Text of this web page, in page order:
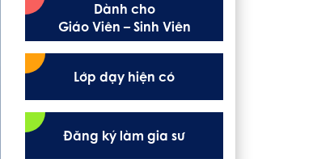
Dành cho
Giáo Viên – Sinh Viên
Lớp dạy hiện có
Đăng ký làm gia sư